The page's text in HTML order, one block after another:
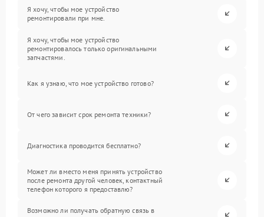
Я хочу, чтобы мое устройство
ремонтировали при мне.
Я хочу, чтобы мое устройство
ремонтировалось только оригинальными
запчастями.
Как я узнаю, что мое устройство готово?
От чего зависит срок ремонта техники?
Диагностика проводится бесплатно?
Может ли вместо меня принять устройство
после ремонта другой человек, контактный
телефон которого я предоставлю?
Возможно ли получать обратную связь в